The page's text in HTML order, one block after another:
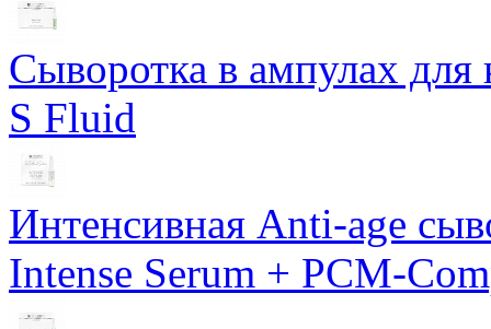
Сыворотка в ампулах для
S Fluid
Интенсивная Anti-age
Intense Serum + PCM-